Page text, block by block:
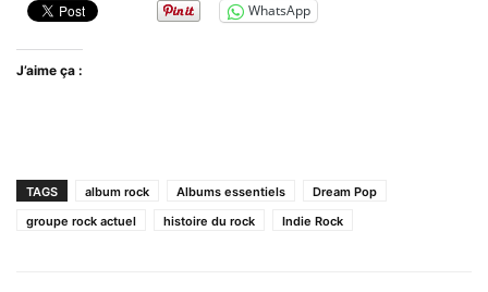
WhatsApp
J’aime ça :
TAGS album rock Albums essentiels
Dream Pop
groupe rock actuel
histoire du rock Indie Rock